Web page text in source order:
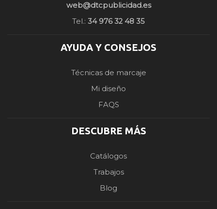
web@dtcpublicidad.es
Tel.: 34 976 32 48 35
AYUDA Y CONSEJOS
Técnicas de marcaje
Mi diseño
FAQS
DESCUBRE MÁS
Catálogos
Trabajos
Blog